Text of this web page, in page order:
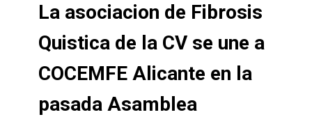
La asociacion de Fibrosis
Quistica de la CV se une a
COCEMFE Alicante en la
pasada Asamblea